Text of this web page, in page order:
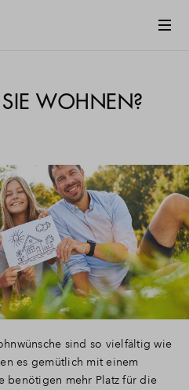
WOHNEN?
sind so vielfältig wie
es gemütlich mit einem
benötigen mehr Platz für die